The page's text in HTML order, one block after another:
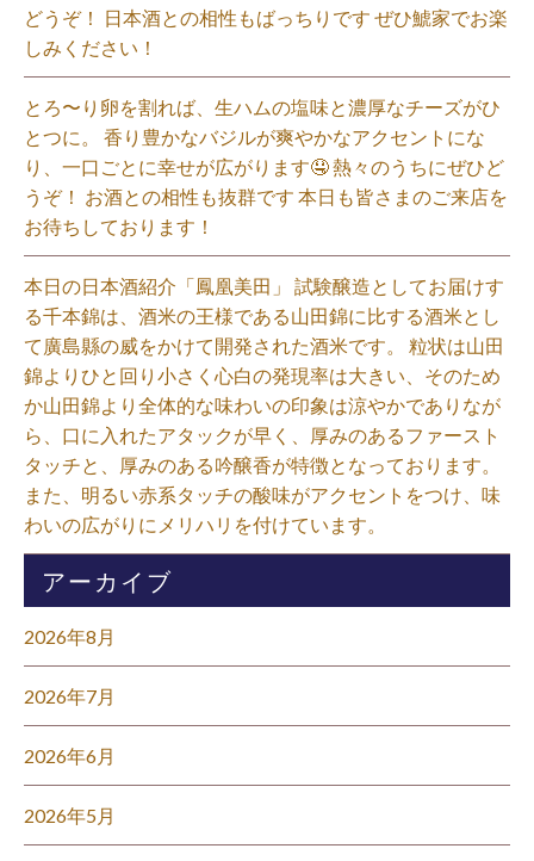
どうぞ！ 日本酒との相性もばっちりです ぜひ鯱家でお楽
しみください！⁡
とろ〜り卵を割れば、生ハムの塩味と濃厚なチーズがひ
とつに。 香り豊かなバジルが爽やかなアクセントにな
り、一口ごとに幸せが広がります🤤 熱々のうちにぜひど
うぞ！ お酒との相性も抜群です 本日も皆さまのご来店を
お待ちしております！⁡
本日の日本酒紹介「鳳凰美田」 試験醸造としてお届けす
る千本錦は、酒米の王様である山田錦に比する酒米とし
て廣島縣の威をかけて開発された酒米です。 粒状は山田
錦よりひと回り小さく心白の発現率は大きい、そのため
か山田錦より全体的な味わいの印象は涼やかでありなが
ら、口に入れたアタックが早く、厚みのあるファースト
タッチと、厚みのある吟醸香が特徴となっております。
また、明るい赤系タッチの酸味がアクセントをつけ、味
わいの広がりにメリハリを付けています。⁡
アーカイブ
2026年8月
2026年7月
2026年6月
2026年5月